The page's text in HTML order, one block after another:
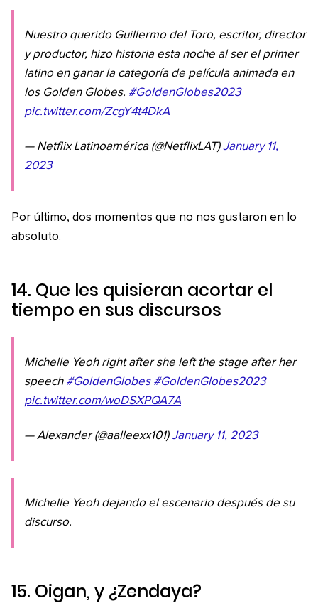
Nuestro querido Guillermo del Toro, escritor, director
y productor, hizo historia esta noche al ser el primer
latino en ganar la categoría de película animada en
los Golden Globes. #GoldenGlobes2023
pic.twitter.com/ZcgY4t4DkA
— Netflix Latinoamérica (@NetflixLAT)January 11,
2023
Por último, dos momentos que no nos gustaron en lo
absoluto.
14. Que les quisieran acortar el
tiempo en sus discursos
Michelle Yeoh right after she left the stage after her
speech #GoldenGlobes #GoldenGlobes2023
pic.twitter.com/woDSXPQA7A
— Alexander (@aalleexx101)January 11, 2023
Michelle Yeoh dejando el escenario después de su
discurso.
15. Oigan, y ¿Zendaya?